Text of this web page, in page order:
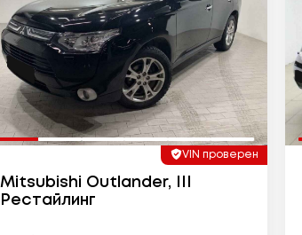
VIN проверен
Mitsubishi Outlander, III
Рестайлинг